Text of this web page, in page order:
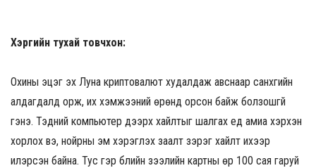
Хэргийн тухай товчхон:
Охины эцэг эх Луна криптовалют худалдаж авснаар санхүүгийн
алдагдалд орж, их хэмжээний өрөнд орсон байж болзошгүй
гэнэ. Тэдний компьютер дээрх хайлтыг шалгах үед амиа хэрхэн
хорлох вэ, нойрны эм хэрэглэх заалт зэрэг хайлт ихээр
илэрсэн байна. Тус гэр бүлийн зээлийн картны өр 100 сая гаруй